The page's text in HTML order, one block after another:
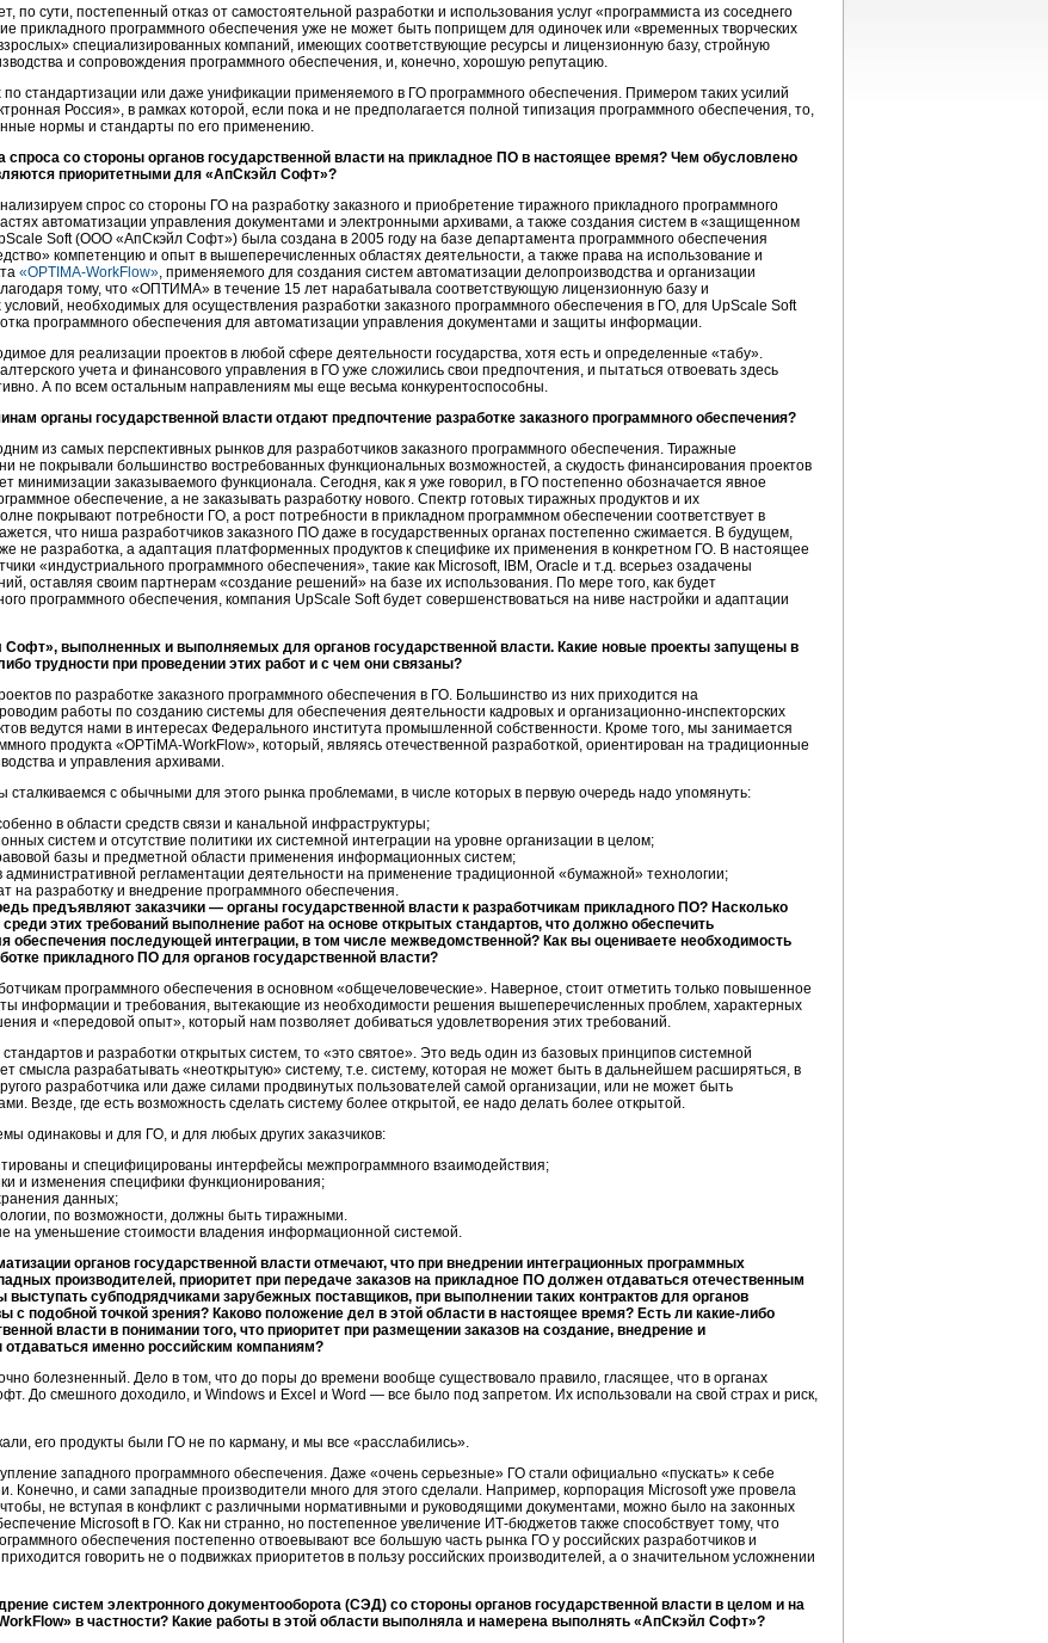
по сути, постепенный отказ от самостоятельной разработки и использования услуг «программиста из соседнего
прикладного программного обеспечения уже не может быть поприщем для одиночек или «временных творческих
специализированных компаний, имеющих соответствующие ресурсы и лицензионную базу, стройную
и сопровождения программного обеспечения, и, конечно, хорошую репутацию.
стандартизации или даже унификации применяемого в ГО программного обеспечения. Примером таких усилий
Россия», в рамках которой, если пока и не предполагается полной типизация программного обеспечения, то,
нормы и стандарты по его применению.
спроса со стороны органов государственной власти на прикладное ПО в настоящее время? Чем обусловлено
приоритетными для «АпСкэйл Софт»?
спрос со стороны ГО на разработку заказного и приобретение тиражного прикладного программного
автоматизации управления документами и электронными архивами, а также создания систем в «защищенном
Soft (ООО «АпСкэйл Софт») была создана в 2005 году на базе департамента программного обеспечения
компетенцию и опыт в вышеперечисленных областях деятельности, а также права на использование и
«OPTIMA-WorkFlow», применяемого для создания систем автоматизации делопроизводства и организации
тому, что «ОПТИМА» в течение 15 лет нарабатывала соответствующую лицензионную базу и
необходимых для осуществления разработки заказного программного обеспечения в ГО, для UpScale Soft
программного обеспечения для автоматизации управления документами и защиты информации.
для реализации проектов в любой сфере деятельности государства, хотя есть и определенные «табу».
учета и финансового управления в ГО уже сложились свои предпочтения, и пытаться отвоевать здесь
А по всем остальным направлениям мы еще весьма конкурентоспособны.
органы государственной власти отдают предпочтение разработке заказного программного обеспечения?
из самых перспективных рынков для разработчиков заказного программного обеспечения. Тиражные
не покрывали большинство востребованных функциональных возможностей, а скудость финансирования проектов
минимизации заказываемого функционала. Сегодня, как я уже говорил, в ГО постепенно обозначается явное
обеспечение, а не заказывать разработку нового. Спектр готовых тиражных продуктов и их
покрывают потребности ГО, а рост потребности в прикладном программном обеспечении соответствует в
что ниша разработчиков заказного ПО даже в государственных органах постепенно сжимается. В будущем,
не разработка, а адаптация платформенных продуктов к специфике их применения в конкретном ГО. В настоящее
«индустриального программного обеспечения», такие как Microsoft, IBM, Oracle и т.д. всерьез озадачены
оставляя своим партнерам «создание решений» на базе их использования. По мере того, как будет
программного обеспечения, компания UpScale Soft будет совершенствоваться на ниве настройки и адаптации
Софт», выполненных и выполняемых для органов государственной власти. Какие новые проекты запущены в
трудности при проведении этих работ и с чем они связаны?
по разработке заказного программного обеспечения в ГО. Большинство из них приходится на
работы по созданию системы для обеспечения деятельности кадровых и организационно-инспекторских
ведутся нами в интересах Федерального института промышленной собственности. Кроме того, мы занимается
продукта «OPTiMA-WorkFlow», который, являясь отечественной разработкой, ориентирован на традиционные
и управления архивами.
сталкиваемся с обычными для этого рынка проблемами, в числе которых в первую очередь надо упомянуть:
в области средств связи и канальной инфраструктуры;
систем и отсутствие политики их системной интеграции на уровне организации в целом;
базы и предметной области применения информационных систем;
регламентации деятельности на применение традиционной «бумажной» технологии;
на разработку и внедрение программного обеспечения.
предъявляют заказчики — органы государственной власти к разработчикам прикладного ПО? Насколько
этих требований выполнение работ на основе открытых стандартов, что должно обеспечить
обеспечения последующей интеграции, в том числе межведомственной? Как вы оцениваете необходимость
прикладного ПО для органов государственной власти?
программного обеспечения в основном «общечеловеческие». Наверное, стоит отметить только повышенное
информации и требования, вытекающие из необходимости решения вышеперечисленных проблем, характерных
и «передовой опыт», который нам позволяет добиваться удовлетворения этих требований.
и разработки открытых систем, то «это святое». Это ведь один из базовых принципов системной
смысла разрабатывать «неоткрытую» систему, т.е. систему, которая не может быть в дальнейшем расширяться, в
разработчика или даже силами продвинутых пользователей самой организации, или не может быть
Везде, где есть возможность сделать систему более открытой, ее надо делать более открытой.
одинаковы и для ГО, и для любых других заказчиков:
и специфицированы интерфейсы межпрограммного взаимодействия;
и изменения специфики функционирования;
данных;
по возможности, должны быть тиражными.
на уменьшение стоимости владения информационной системой.
органов государственной власти отмечают, что при внедрении интеграционных программных
производителей, приоритет при передаче заказов на прикладное ПО должен отдаваться отечественным
субподрядчиками зарубежных поставщиков, при выполнении таких контрактов для органов
с подобной точкой зрения? Каково положение дел в этой области в настоящее время? Есть ли какие-либо
власти в понимании того, что приоритет при размещении заказов на создание, внедрение и
именно российским компаниям?
болезненный. Дело в том, что до поры до времени вообще существовало правило, гласящее, что в органах
До смешного доходило, и Windows и Excel и Word — все было под запретом. Их использовали на свой страх и риск,
его продукты были ГО не по карману, и мы все «расслабились».
западного программного обеспечения. Даже «очень серьезные» ГО стали официально «пускать» к себе
Конечно, и сами западные производители много для этого сделали. Например, корпорация Microsoft уже провела
не вступая в конфликт с различными нормативными и руководящими документами, можно было на законных
Microsoft в ГО. Как ни странно, но постепенное увеличение ИТ-бюджетов также способствует тому, что
обеспечения постепенно отвоевывают все большую часть рынка ГО у российских разработчиков и
говорить не о подвижках приоритетов в пользу российских производителей, а о значительном усложнении
систем электронного документооборота (СЭД) со стороны органов государственной власти в целом и на
в частности? Какие работы в этой области выполняла и намерена выполнять «АпСкэйл Софт»?